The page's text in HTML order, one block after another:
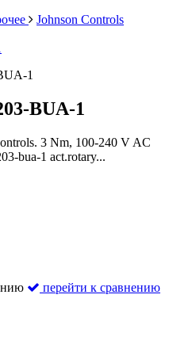
Johnson Controls
BUA-1
3 Nm, 100-240 V AC
bua-1 act.rotary...
перейти к сравнению